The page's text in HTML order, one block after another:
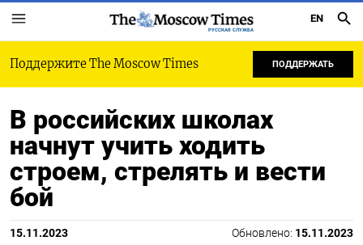
РУССКАЯ СЛУЖБА
EN
Поддержите The Moscow Times ПОДДЕРЖАТЬ
В российских школах
начнут учить ходить
строем, стрелять и вести
бой
15.11.2023 Обновлено: 15.11.2023